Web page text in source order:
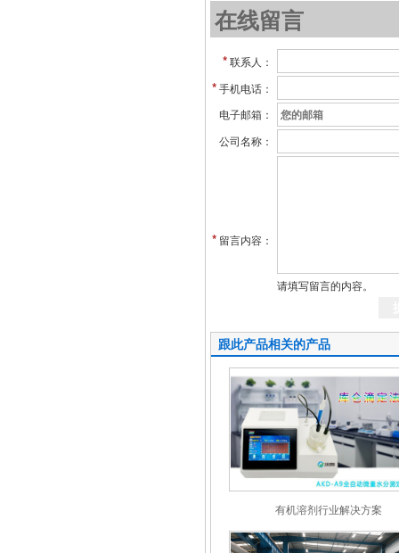
在线留言
*联系人：
*手机电话：
电子邮箱：
公司名称：
* 留言内容：
请填写留言的内容。
跟此产品相关的产品
有机溶剂行业解决方案